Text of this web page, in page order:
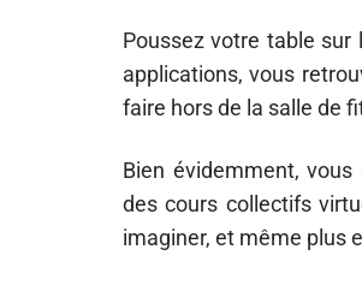
Poussez votre table sur
applications, vous
faire hors de la salle de
Bien évidemment, vous
des cours collectifs
imaginer, et même plus